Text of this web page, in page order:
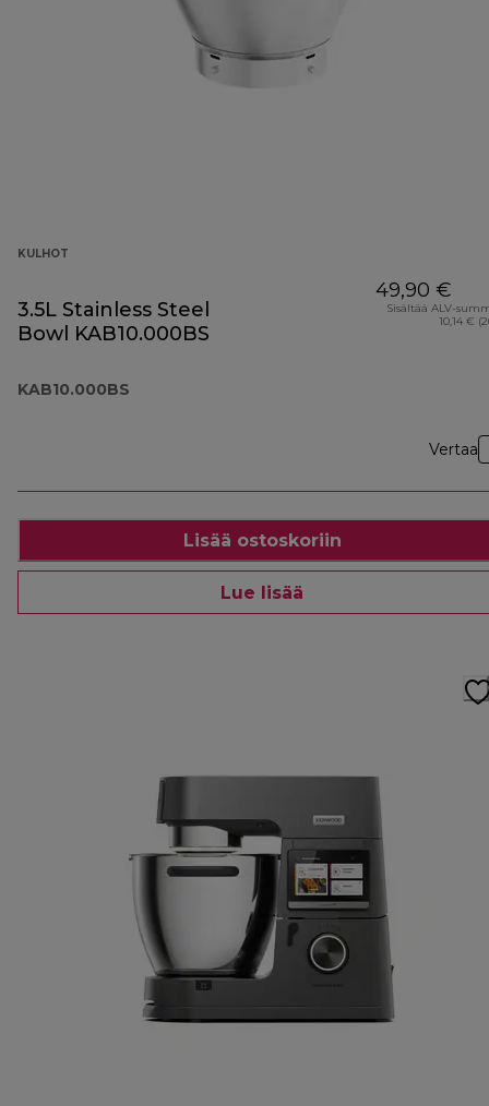
KULHOT
3.5L Stainless Steel
Bowl KAB10.000BS
KAB10.000BS
49,90 €
Sisältää ALV-
10,14 €
Vertaa
Lisää ostoskoriin
Lue lisää